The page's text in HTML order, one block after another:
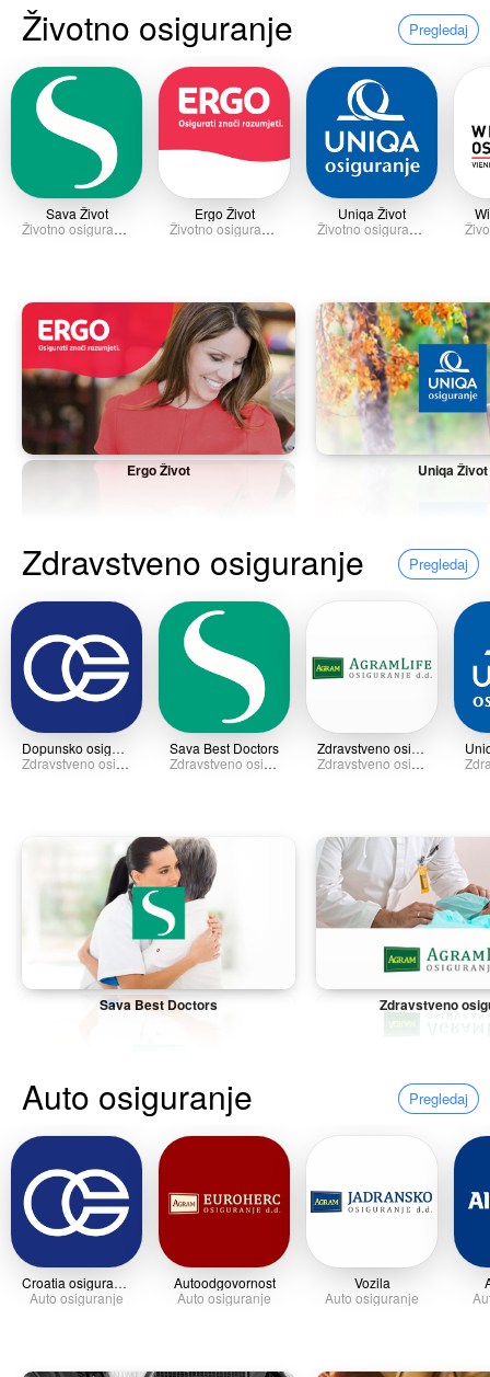
Životno osiguranje Pregledaj
Sava Život
Životno osiguranje
Ergo Život
Životno osiguranje
Uniqa Život
Životno osiguranje
Ergo Život Uniqa Život
Zdravstveno osiguranje Pregledaj
Dopunsko osiguranje
Zdravstveno osiguranje
Sava Best Doctors
Zdravstveno osiguranje
Zdravstveno osiguranje
Zdravstveno osiguranje
Sava Best Doctors Zdravstveno
Auto osiguranje Pregledaj
Croatia osiguranje
Auto osiguranje
Autoodgovornost
Auto osiguranje
Vozila
Auto osiguranje